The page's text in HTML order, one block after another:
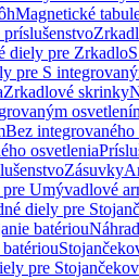
Magnetické
diely pre Zrkadlo
pre S
Zrkadlové skrinky
Bez integrovaného
osvetlenia
Zásuvky
Umývadlové
diely pre
batériou
pre